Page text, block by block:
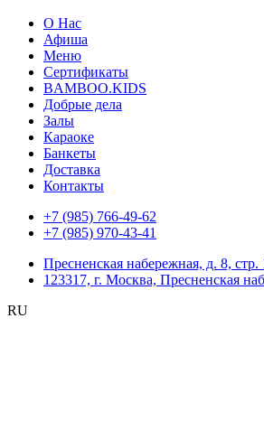
О Нас
Афиша
Меню
Сертификаты
BAMBOO.KIDS
Добрые дела
Залы
Караоке
Банкеты
Доставка
Контакты
+7 (985) 766-49-62
+7 (985) 970-43-41
Пресненская набережная, д. 8, стр.
123317, г. Москва, Пресненская
RU